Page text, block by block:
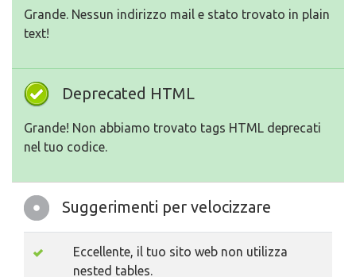
Grande. Nessun indirizzo mail e stato trovato in plain
text!
Deprecated HTML
Grande! Non abbiamo trovato tags HTML deprecati
nel tuo codice.
Suggerimenti per velocizzare
Eccellente, il tuo sito web non utilizza
nested tables.